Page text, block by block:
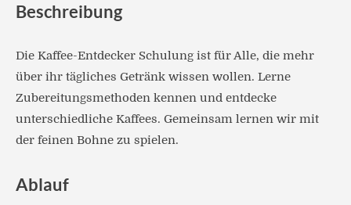
Beschreibung
Die Kaffee-Entdecker Schulung ist für Alle, die mehr
über ihr tägliches Getränk wissen wollen. Lerne
Zubereitungsmethoden kennen und entdecke
unterschiedliche Kaffees. Gemeinsam lernen wir mit
der feinen Bohne zu spielen.
Ablauf